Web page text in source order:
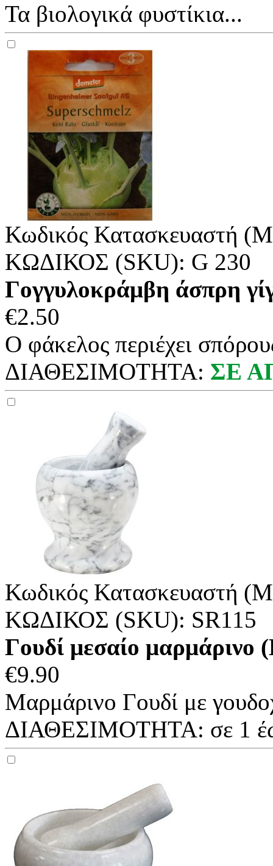
Τα βιολογικά φυστίκια...
Κωδικός Κατασκευαστή
ΚΩΔΙΚΟΣ (SKU): G 230
Γογγυλοκράμβη άσπρη
€2.50
Ο φάκελος περιέχει
ΔΙΑΘΕΣΙΜΟΤΗΤΑ: ΣΕ
Κωδικός Κατασκευαστή
ΚΩΔΙΚΟΣ (SKU): SR115
Γουδί μεσαίο
€9.90
Μαρμάρινο Γουδί με
ΔΙΑΘΕΣΙΜΟΤΗΤΑ: σε 1